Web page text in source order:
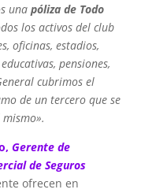
una póliza de Todo
los activos del club
oficinas, estadios,
pensiones,
cubrimos el
de un tercero que se
Gerente de
de Seguros
ofrecen en